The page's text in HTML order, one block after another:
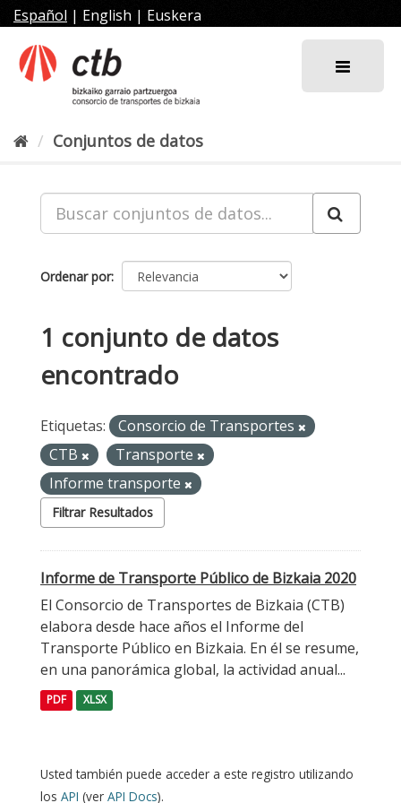
al
contenido
Español | English | Euskera
Conjuntos de datos
Ordenar por
1 conjunto de datos
encontrado
Etiquetas:
Consorcio de Transportes
CTB
Transporte
Informe transporte
Filtrar Resultados
Informe de Transporte Público de Bizkaia 2020
El Consorcio de Transportes de Bizkaia (CTB)
elabora desde hace años el Informe del
Transporte Público en Bizkaia. En él se resume,
en una panorámica global, la actividad anual...
PDF XLSX
Usted también puede acceder a este registro utilizando
los API (ver API Docs).